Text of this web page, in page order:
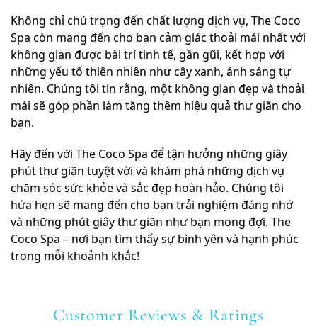
Không chỉ chú trọng đến chất lượng dịch vụ, The Coco
Spa còn mang đến cho bạn cảm giác thoải mái nhất với
không gian được bài trí tinh tế, gần gũi, kết hợp với
những yếu tố thiên nhiên như cây xanh, ánh sáng tự
nhiên. Chúng tôi tin rằng, một không gian đẹp và thoải
mái sẽ góp phần làm tăng thêm hiệu quả thư giãn cho
bạn.
Hãy đến với The Coco Spa để tận hưởng những giây
phút thư giãn tuyệt vời và khám phá những dịch vụ
chăm sóc sức khỏe và sắc đẹp hoàn hảo. Chúng tôi
hứa hẹn sẽ mang đến cho bạn trải nghiệm đáng nhớ
và những phút giây thư giãn như bạn mong đợi. The
Coco Spa – nơi bạn tìm thấy sự bình yên và hạnh phúc
trong mỗi khoảnh khắc!
Customer Reviews & Ratings